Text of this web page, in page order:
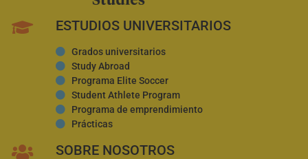
ESTUDIOS UNIVERSITARIOS
Grados universitarios
Study Abroad
Programa Elite Soccer
Student Athlete Program
Programa de emprendimiento
Prácticas
SOBRE NOSOTROS